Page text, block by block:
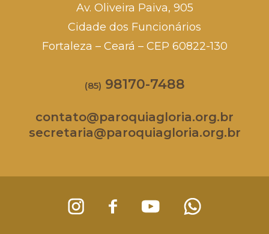
Av. Oliveira Paiva, 905
Cidade dos Funcionários
Fortaleza – Ceará – CEP 60822-130
(85) 98170-7488
contato@paroquiagloria.org.br
secretaria@paroquiagloria.org.br